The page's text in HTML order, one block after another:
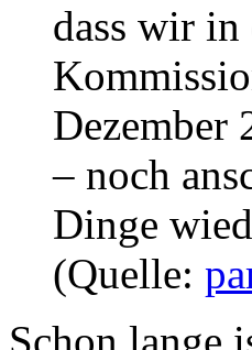
dass wir in
Dezember
– noch
Dinge
(Quelle:
Schon lange